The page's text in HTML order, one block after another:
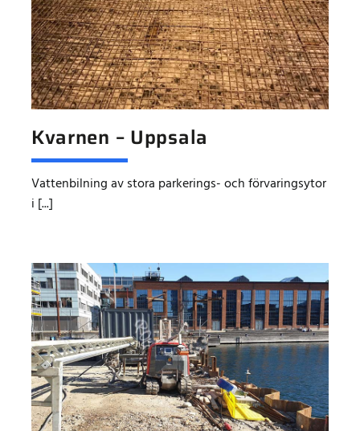
Kvarnen – Uppsala
Vattenbilning av stora parkerings- och förvaringsytor
i [...]